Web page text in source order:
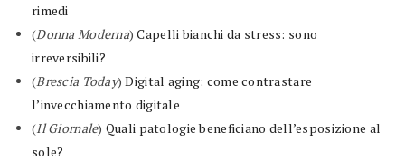
rimedi
(Donna Moderna)Capelli bianchi da stress: sono
irreversibili?
(Brescia Today)Digital aging: come contrastare
l’invecchiamento digitale
(Il Giornale) Quali patologie beneficiano dell’esposizione al
sole?